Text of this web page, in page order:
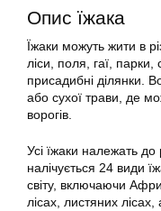
Опис їжака
Їжаки можуть жити в
ліси, поля, гаї, парки,
присадибні ділянки.
або сухої трави, де
ворогів.
Усі їжаки належать
налічується 24 види
світу, включаючи
лісах, листяних